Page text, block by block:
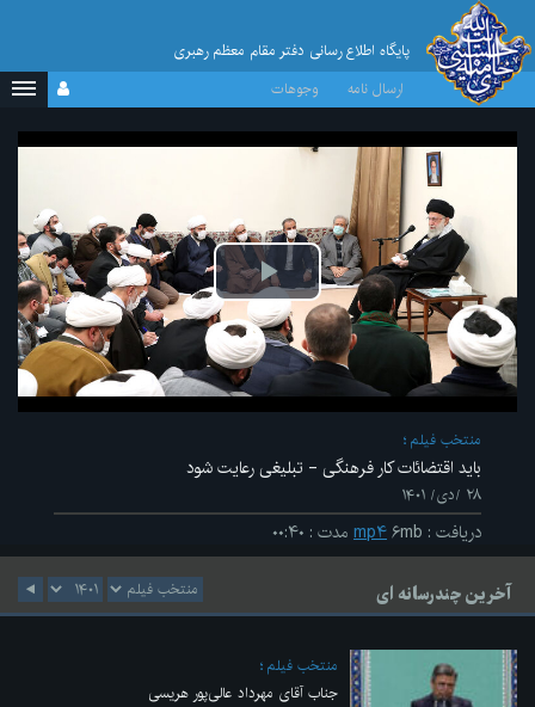
پایگاه اطلاع رسانی دفتر مقام معظم رهبری
ارسال نامه
وجوهات
پخش
ویدیو
منتخب فیلم
باید اقتضائات کار فرهنگی - تبلیغی رعایت شود
۲۸ /دی/ ۱۴۰۱
دریافت : mp۴۶mb مدت : ۰۰:۴۰
آخرین چندرسانه ای
منتخب فیلم
جناب آقای مهرداد عالی‌پور هریسی